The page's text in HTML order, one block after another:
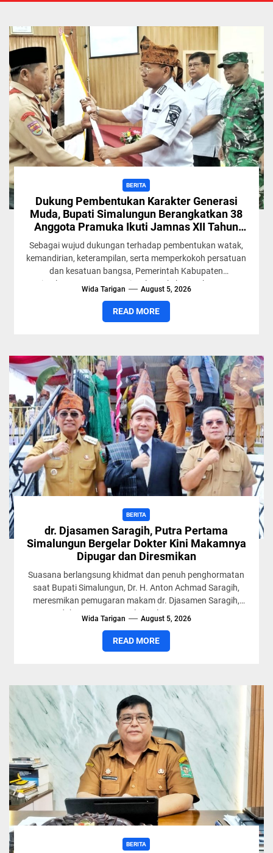
BERITA
Dukung Pembentukan Karakter Generasi
Muda, Bupati Simalungun Berangkatkan 38
Anggota Pramuka Ikuti Jamnas XII Tahun
2026
Sebagai wujud dukungan terhadap pembentukan watak,
kemandirian, keterampilan, serta memperkokoh persatuan
dan kesatuan bangsa, Pemerintah Kabupaten
Simalungun secara resmi melepas keberangkatan 38
Wida Tarigan August 5, 2026
READ MORE
BERITA
dr. Djasamen Saragih, Putra Pertama
Simalungun Bergelar Dokter Kini Makamnya
Dipugar dan Diresmikan
Suasana berlangsung khidmat dan penuh penghormatan
saat Bupati Simalungun, Dr. H. Anton Achmad Saragih,
meresmikan pemugaran makam dr. Djasamen Saragih,
dokter pertama asal Simalungun, yang...
Wida Tarigan August 5, 2026
READ MORE
BERITA